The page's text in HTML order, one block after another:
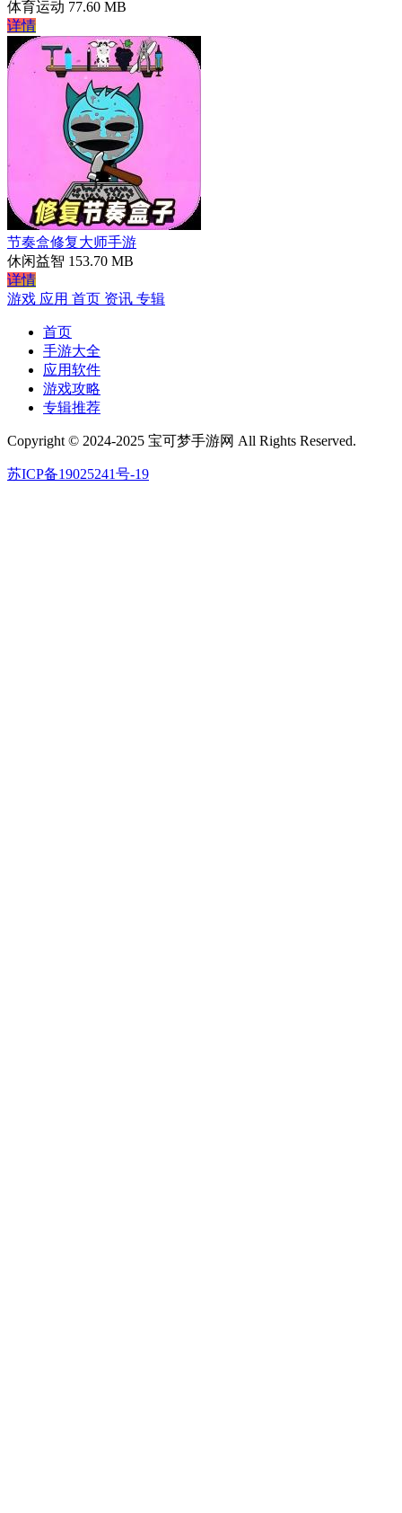
体育运动 77.60 MB
详情
节奏盒修复大师手游
休闲益智 153.70 MB
详情
游戏 应用 首页 资讯 专辑
首页
手游大全
应用软件
游戏攻略
专辑推荐
Copyright © 2024-2025 宝可梦手游网 All Rights Reserved.
苏ICP备19025241号-19